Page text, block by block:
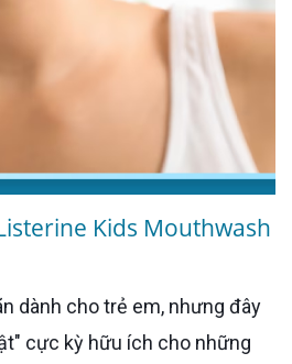
Kids Mouthwash
cực kỳ hữu ích cho những